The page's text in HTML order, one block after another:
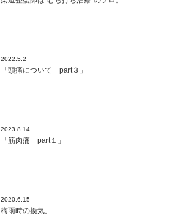
2022.5.2
「頭痛について part３」
2023.8.14
「筋肉痛 part１」
2020.6.15
梅雨時の換気。